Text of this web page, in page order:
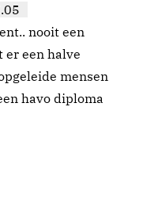
nooit een
er een halve
mensen
havo diploma